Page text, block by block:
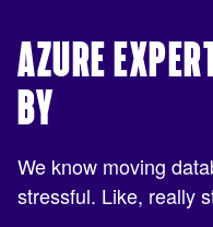
AZURE
BY
We know moving
stressful. Like, really